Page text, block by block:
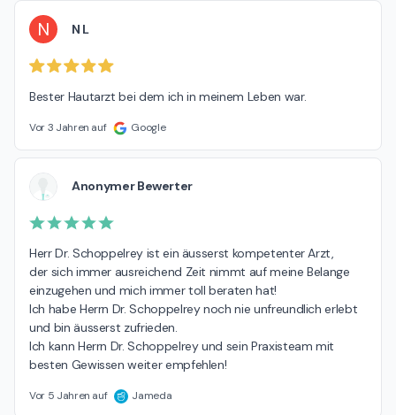
N N L
Bester Hautarzt bei dem ich in meinem Leben war.
Vor 3 Jahren auf Google
Anonymer Bewerter
Herr Dr. Schoppelrey ist ein äusserst kompetenter Arzt,
der sich immer ausreichend Zeit nimmt auf meine Belange
einzugehen und mich immer toll beraten hat!
Ich habe Herrn Dr. Schoppelrey noch nie unfreundlich erlebt
und bin äusserst zufrieden.
Ich kann Herrn Dr. Schoppelrey und sein Praxisteam mit
besten Gewissen weiter empfehlen!
Vor 5 Jahren auf Jameda